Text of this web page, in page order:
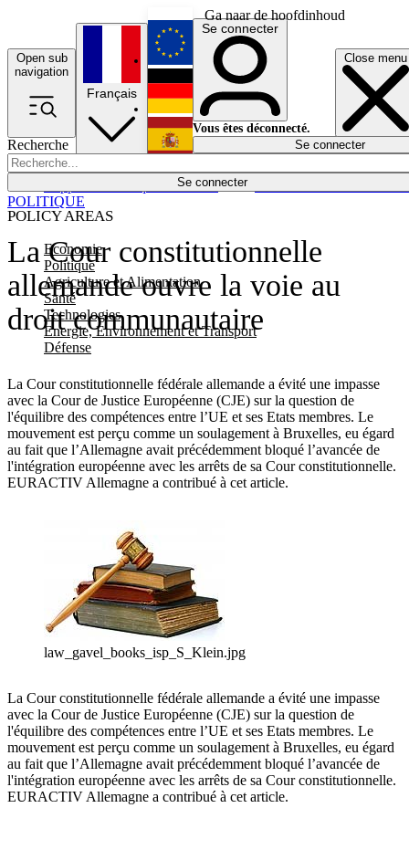
Ga naar de hoofdinhoud
Open sub
navigation
Close menu
Recherche
Se connecter
POLICY AREAS
Economie
Politique
Agriculture et Alimentation
Santé
Technologies
Energie, Environnement et Transport
Défense
Économie
Français
English
Deutsch
Español
Se connecter
Vous êtes déconnecté.
Se connecter
La Cour constitutionnelle
allemande ouvre la voie au
droit communautaire
La Cour constitutionnelle fédérale allemande a évité une impasse
avec la Cour de Justice Européenne (CJE) sur la question de
l'équilibre des compétences entre l’UE et ses Etats membres. Le
mouvement est perçu comme un soulagement à Bruxelles, eu égard
au fait que l’Allemagne avait précédemment bloqué l’avancée de
l'intégration européenne avec les arrêts de sa Cour constitutionnelle.
EURACTIV Allemagne a contribué à cet article.
POLITIQUE
law_gavel_books_isp_S_Klein.jpg
La Cour constitutionnelle fédérale allemande a évité une impasse
avec la Cour de Justice Européenne (CJE) sur la question de
l'équilibre des compétences entre l’UE et ses Etats membres. Le
mouvement est perçu comme un soulagement à Bruxelles, eu égard
au fait que l’Allemagne avait précédemment bloqué l’avancée de
l'intégration européenne avec les arrêts de sa Cour constitutionnelle.
EURACTIV Allemagne a contribué à cet article.